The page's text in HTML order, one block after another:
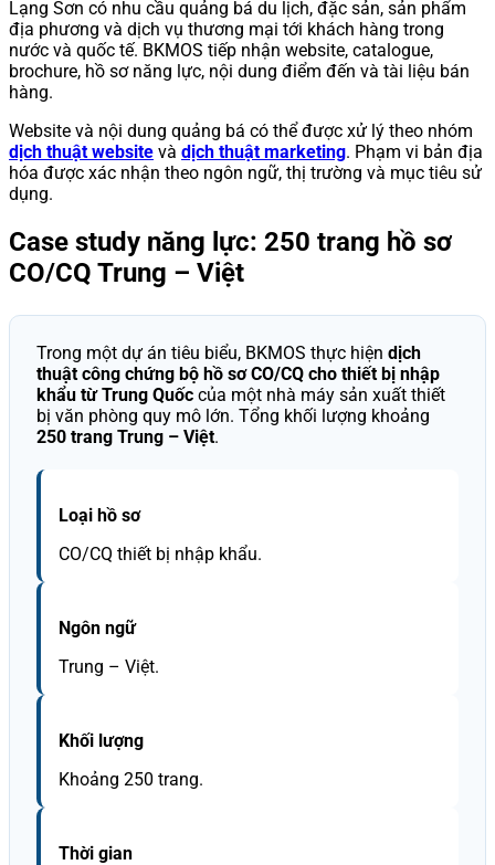
Lạng Sơn có nhu cầu quảng bá du lịch, đặc sản, sản phẩm
địa phương và dịch vụ thương mại tới khách hàng trong
nước và quốc tế. BKMOS tiếp nhận website, catalogue,
brochure, hồ sơ năng lực, nội dung điểm đến và tài liệu bán
hàng.
Website và nội dung quảng bá có thể được xử lý theo nhóm
dịch thuật website và dịch thuật marketing. Phạm vi bản địa
hóa được xác nhận theo ngôn ngữ, thị trường và mục tiêu sử
dụng.
Case study năng lực: 250 trang hồ sơ
CO/CQ Trung – Việt
Trong một dự án tiêu biểu, BKMOS thực hiện dịch
thuật công chứng bộ hồ sơ CO/CQ cho thiết bị nhập
khẩu từ Trung Quốc của một nhà máy sản xuất thiết
bị văn phòng quy mô lớn. Tổng khối lượng khoảng
250 trang Trung – Việt.
Loại hồ sơ
CO/CQ thiết bị nhập khẩu.
Ngôn ngữ
Trung – Việt.
Khối lượng
Khoảng 250 trang.
Thời gian